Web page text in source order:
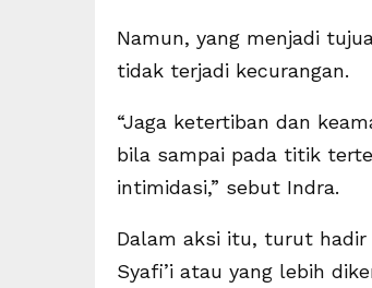
Namun, yang menjadi
tidak terjadi kecurangan.
“Jaga ketertiban dan
bila sampai pada titik
intimidasi,” sebut Indra.
Dalam aksi itu, turut hadir
Syafi’i atau yang lebih